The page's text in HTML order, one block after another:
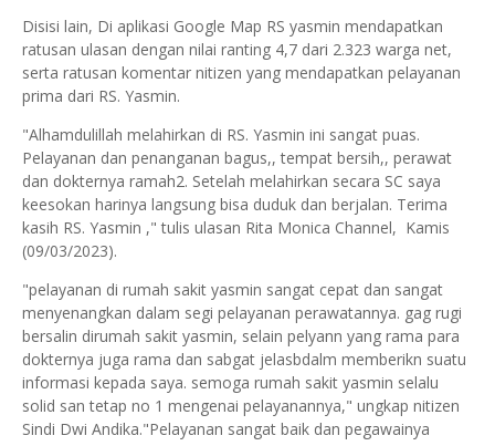
Disisi lain, Di aplikasi Google Map RS yasmin mendapatkan
ratusan ulasan dengan nilai ranting 4,7 dari 2.323 warga net,
serta ratusan komentar nitizen yang mendapatkan pelayanan
prima dari RS. Yasmin.
"Alhamdulillah melahirkan di RS. Yasmin ini sangat puas.
Pelayanan dan penanganan bagus,, tempat bersih,, perawat
dan dokternya ramah2. Setelah melahirkan secara SC saya
keesokan harinya langsung bisa duduk dan berjalan. Terima
kasih RS. Yasmin ," tulis ulasan Rita Monica Channel, Kamis
(09/03/2023).
"pelayanan di rumah sakit yasmin sangat cepat dan sangat
menyenangkan dalam segi pelayanan perawatannya. gag rugi
bersalin dirumah sakit yasmin, selain pelyann yang rama para
dokternya juga rama dan sabgat jelasbdalm memberikn suatu
informasi kepada saya. semoga rumah sakit yasmin selalu
solid san tetap no 1 mengenai pelayanannya," ungkap nitizen
Sindi Dwi Andika."Pelayanan sangat baik dan pegawainya